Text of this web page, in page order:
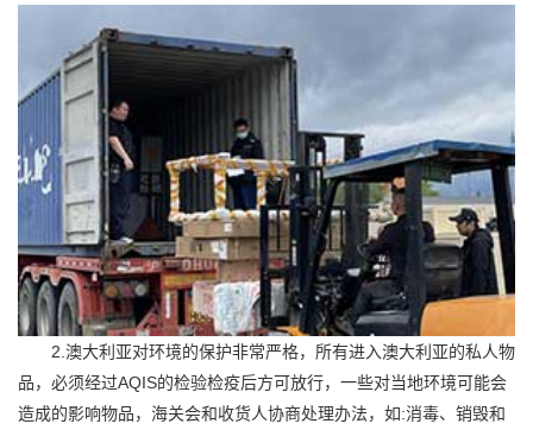
2.澳大利亚对环境的保护非常严格，所有进入澳大利亚的私人物
品，必须经过AQIS的检验检疫后方可放行，一些对当地环境可能会
造成的影响物品，海关会和收货人协商处理办法，如:消毒、销毁和